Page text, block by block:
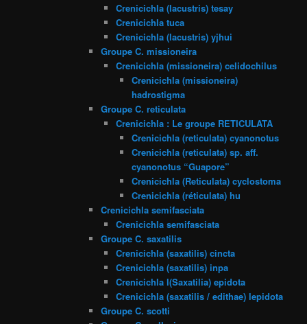
Crenicichla (lacustris) tesay
Crenicichla tuca
Crenicichla (lacustris) yjhui
Groupe C. missioneira
Crenicichla (missioneira) celidochilus
Crenicichla (missioneira)
hadrostigma
Groupe C. reticulata
Crenicichla : Le groupe RETICULATA
Crenicichla (reticulata) cyanonotus
Crenicichla (reticulata) sp. aff.
cyanonotus “Guapore”
Crenicichla (Reticulata) cyclostoma
Crenicichla (réticulata) hu
Crenicichla semifasciata
Crenicichla semifasciata
Groupe C. saxatilis
Crenicichla (saxatilis) cincta
Crenicichla (saxatilis) inpa
Crenicichla l(Saxatilia) epidota
Crenicichla (saxatilis / edithae) lepidota
Groupe C. scotti